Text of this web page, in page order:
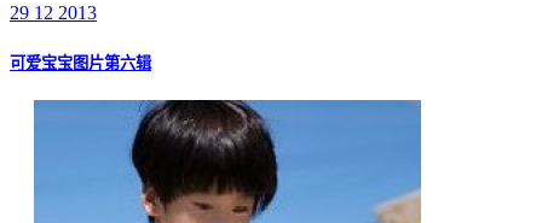
29 12 2013
可爱宝宝图片第六辑